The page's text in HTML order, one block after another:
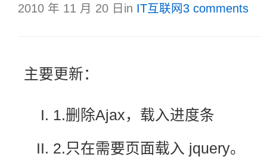
2010 年 11 月 20 日 in IT互联网3 comments
主要更新：
1.删除Ajax，载入进度条
2.只在需要页面载入 jquery。